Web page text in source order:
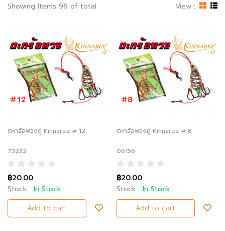
Showing Items 96 of total View :
ตะกร้อพวงคู่ Kinnaree # 12
73232
฿20.00
Stock : In Stock
Add to cart
ตะกร้อพวงคู่ Kinnaree # 8
06156
฿20.00
Stock : In Stock
Add to cart